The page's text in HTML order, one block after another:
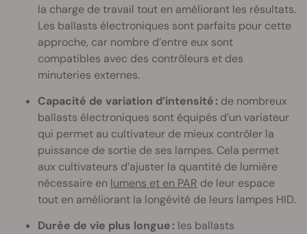
la charge de travail tout en améliorant les résultats.
Les ballasts électroniques sont parfaits pour cette
approche, car nombre d’entre eux sont
compatibles avec des contrôleurs et des
minuteries externes.
Capacité de variation d’intensité : de nombreux
ballasts électroniques sont équipés d’un variateur
qui permet au cultivateur de mieux contrôler la
puissance de sortie de ses lampes. Cela permet
aux cultivateurs d’ajuster la quantité de lumière
nécessaire en lumens et en PAR de leur espace
tout en améliorant la longévité de leurs lampes HID.
Durée de vie plus longue : les ballasts